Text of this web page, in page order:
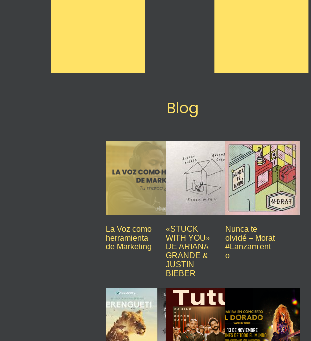
Blog
La Voz como
herramienta
de Marketing
«STUCK
WITH YOU»
DE ARIANA
GRANDE &
JUSTIN
BIEBER
Nunca te
olvidé – Morat
#Lanzamient
o